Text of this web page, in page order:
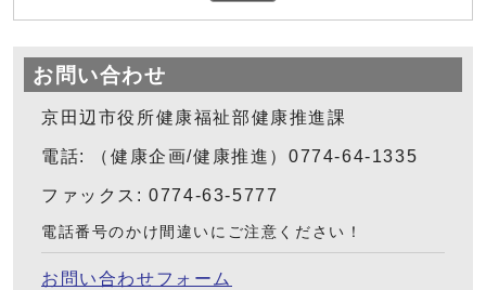
お問い合わせ
京田辺市役所健康福祉部健康推進課
電話: （健康企画/健康推進）0774-64-1335
ファックス: 0774-63-5777
電話番号のかけ間違いにご注意ください！
お問い合わせフォーム